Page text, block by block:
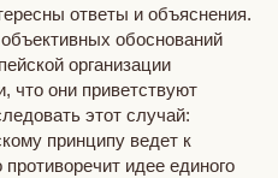
ответы и объяснения.
обоснований
организации
что они приветствуют
этот случай:
принципу ведет к
идее единого